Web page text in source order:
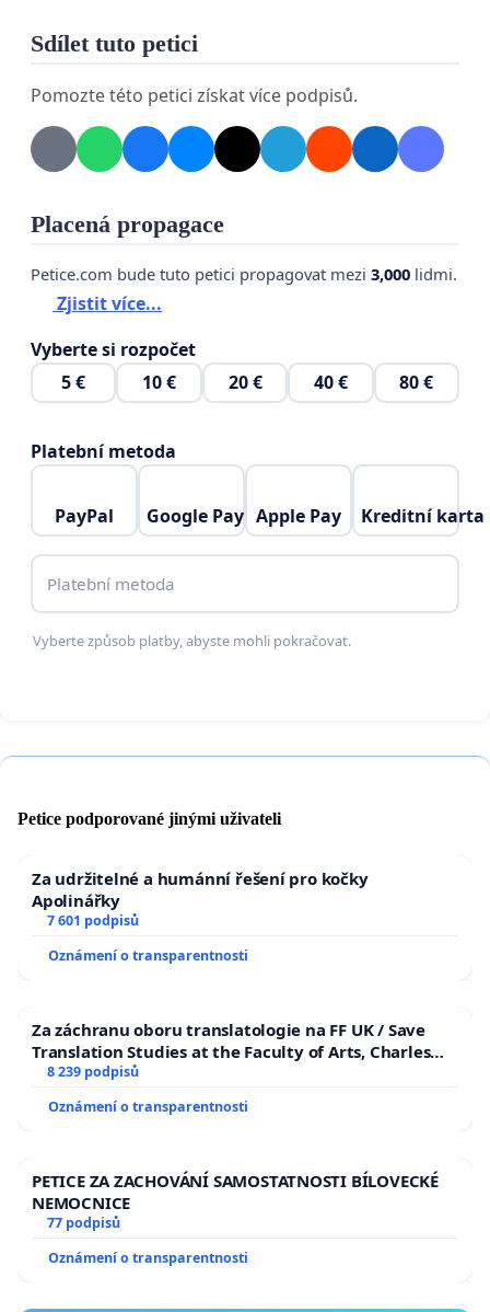
Sdílet tuto petici
Pomozte této petici získat více podpisů.
Placená propagace
Petice.com bude tuto petici propagovat mezi 3,000 lidmi.
Zjistit více...
Vyberte si rozpočet
5 €
10 € 20 € 40 € 80 €
Platební metoda
PayPal Google Pay Apple Pay Kreditní karta
Platební metoda
Vyberte způsob platby, abyste mohli pokračovat.
Petice podporované jinými uživateli
Za udržitelné a humánní řešení pro kočky
Apolinářky
7 601 podpisů
Oznámení o transparentnosti
Za záchranu oboru translatologie na FF UK / Save
Translation Studies at the Faculty of Arts, Charles
University
8 239 podpisů
Oznámení o transparentnosti
PETICE ZA ZACHOVÁNÍ SAMOSTATNOSTI BÍLOVECKÉ
NEMOCNICE
77 podpisů
Oznámení o transparentnosti